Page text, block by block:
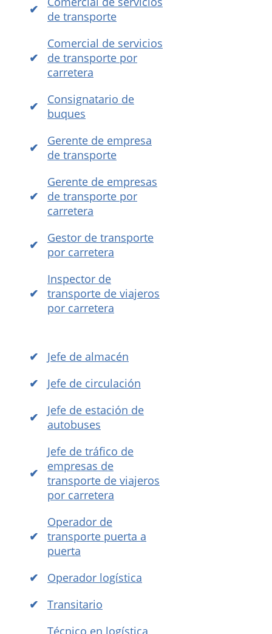
de transporte
Comercial de servicios
de transporte por
carretera
Consignatario de
buques
Gerente de empresa
de transporte
Gerente de empresas
de transporte por
carretera
Gestor de transporte
por carretera
Inspector de
transporte de viajeros
por carretera
Jefe de almacén
Jefe de circulación
Jefe de estación de
autobuses
Jefe de tráfico de
empresas de
transporte de viajeros
por carretera
Operador de
transporte puerta a
puerta
Operador logística
Transitario